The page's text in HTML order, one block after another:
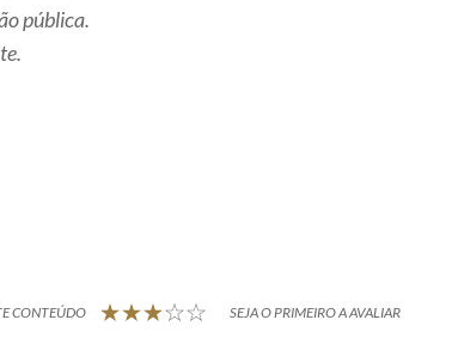
pública.
CONTEÚDO SEJA O PRIMEIRO A AVALIAR